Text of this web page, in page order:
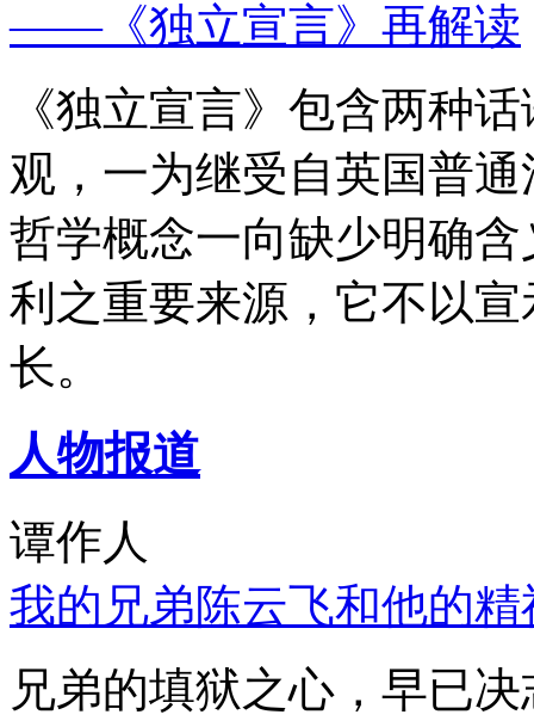
——《独立宣言》再解读
《独立宣言》包含两种
观，一为继受自英国普
哲学概念一向缺少明确
利之重要来源，它不以
长。
人物报道
谭作人
我的兄弟陈云飞和他的
兄弟的填狱之心，早已